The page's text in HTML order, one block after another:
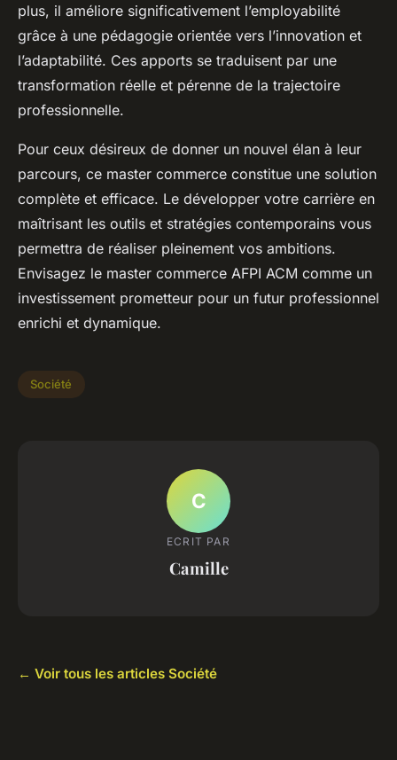
plus, il améliore significativement l’employabilité
grâce à une pédagogie orientée vers l’innovation et
l’adaptabilité. Ces apports se traduisent par une
transformation réelle et pérenne de la trajectoire
professionnelle.
Pour ceux désireux de donner un nouvel élan à leur
parcours, ce master commerce constitue une solution
complète et efficace. Le développer votre carrière en
maîtrisant les outils et stratégies contemporains vous
permettra de réaliser pleinement vos ambitions.
Envisagez le master commerce AFPI ACM comme un
investissement prometteur pour un futur professionnel
enrichi et dynamique.
Société
C
ECRIT PAR
Camille
← Voir tous les articles Société